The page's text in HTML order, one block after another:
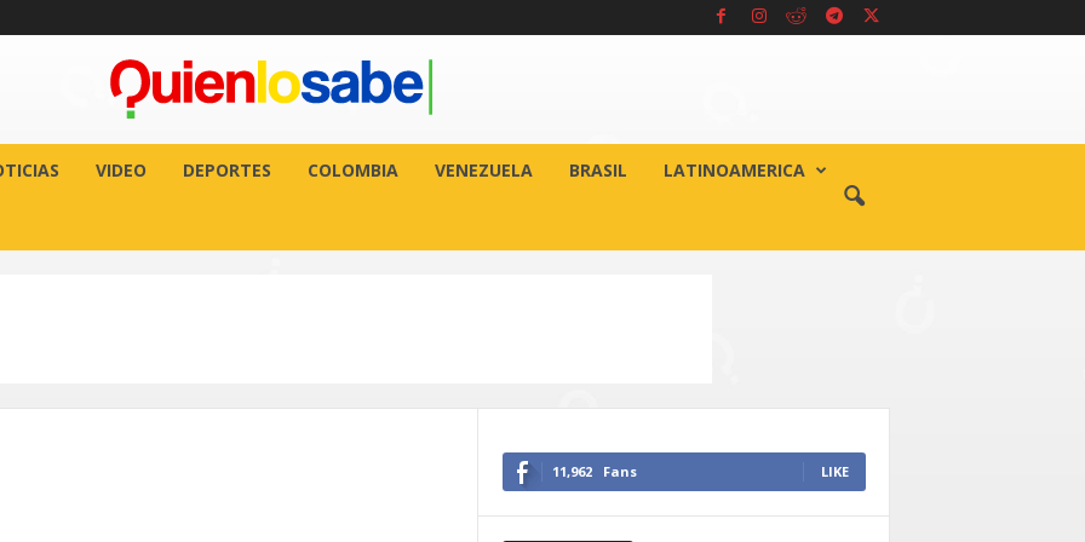
VIDEO DEPORTES COLOMBIA VENEZUELA BRASIL LATINOAMERICA
11,962 Fans LIKE